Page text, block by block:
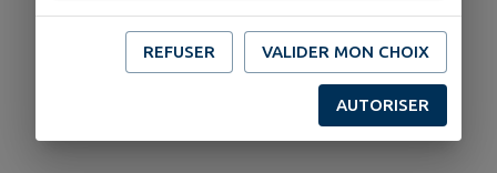
REFUSER VALIDER MON CHOIX
AUTORISER